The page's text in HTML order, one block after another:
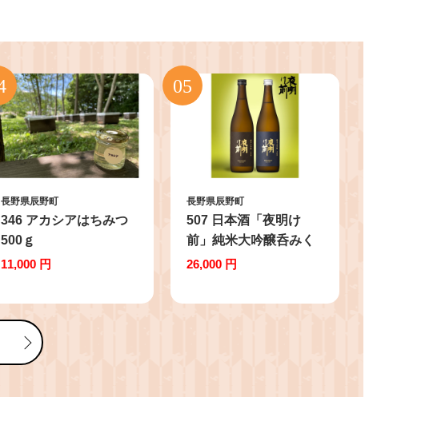
長野県辰野町
346 アカシアはちみつ
500ｇ
11,000 円
長野県辰野町
507 日本酒「夜明け
前」純米大吟醸呑みく
らべセット
26,000 円